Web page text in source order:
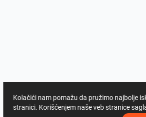
Kolačići nam pomažu da pružimo najbolje
stranici. Korišćenjem naše veb stranice